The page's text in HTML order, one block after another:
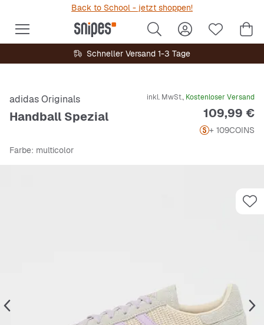
Back to School - jetzt shoppen!
Schneller Versand 1-3 Tage
adidas Originals
Handball Spezial
inkl. MwSt., Kostenloser Versand
Preis
109,99 €
+ 109COINS
Farbe: multicolor